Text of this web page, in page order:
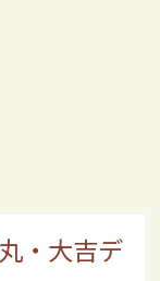
・大吉デ